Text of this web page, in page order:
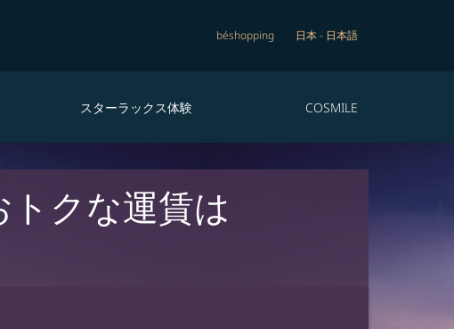
béshopping 日本- 日本語
スターラックス体験 COSMILE
クな運賃は